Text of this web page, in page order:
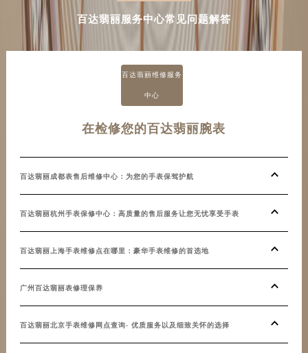
百达翡丽服务中心常见问题解答
百达翡丽维修服务
中心
在检修您的百达翡丽腕表
百达翡丽成都表售后维修中心：为您的手表保驾护航
百达翡丽杭州手表保修中心：高质量的售后服务让您无忧享受手表
百达翡丽上海手表维修点在哪里：豪华手表维修的首选地
广州百达翡丽表修理保养
百达翡丽北京手表维修网点查询- 优质服务以及细致关怀的选择